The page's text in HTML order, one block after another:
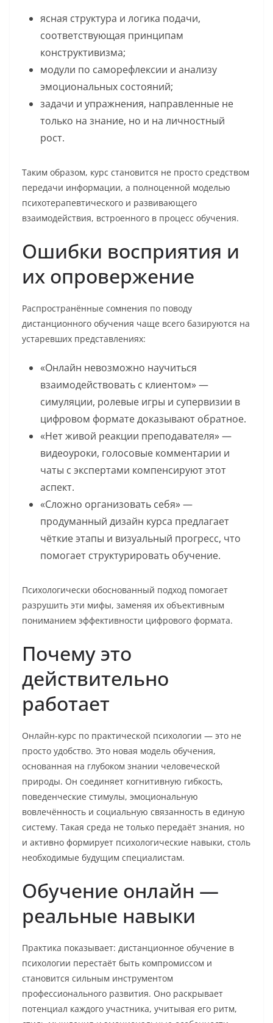
ясная структура и логика подачи,
соответствующая принципам
конструктивизма;
модули по саморефлексии и анализу
эмоциональных состояний;
задачи и упражнения, направленные не
только на знание, но и на личностный
рост.
Таким образом, курс становится не просто средством
передачи информации, а полноценной моделью
психотерапевтического и развивающего
взаимодействия, встроенного в процесс обучения.
Ошибки восприятия и
их опровержение
Распространённые сомнения по поводу
дистанционного обучения чаще всего базируются на
устаревших представлениях:
«Онлайн невозможно научиться
взаимодействовать с клиентом» —
симуляции, ролевые игры и супервизии в
цифровом формате доказывают обратное.
«Нет живой реакции преподавателя» —
видеоуроки, голосовые комментарии и
чаты с экспертами компенсируют этот
аспект.
«Сложно организовать себя» —
продуманный дизайн курса предлагает
чёткие этапы и визуальный прогресс, что
помогает структурировать обучение.
Психологически обоснованный подход помогает
разрушить эти мифы, заменяя их объективным
пониманием эффективности цифрового формата.
Почему это
действительно
работает
Онлайн-курс по практической психологии — это не
просто удобство. Это новая модель обучения,
основанная на глубоком знании человеческой
природы. Он соединяет когнитивную гибкость,
поведенческие стимулы, эмоциональную
вовлечённость и социальную связанность в единую
систему. Такая среда не только передаёт знания, но
и активно формирует психологические навыки, столь
необходимые будущим специалистам.
Обучение онлайн —
реальные навыки
Практика показывает: дистанционное обучение в
психологии перестаёт быть компромиссом и
становится сильным инструментом
профессионального развития. Оно раскрывает
потенциал каждого участника, учитывая его ритм,